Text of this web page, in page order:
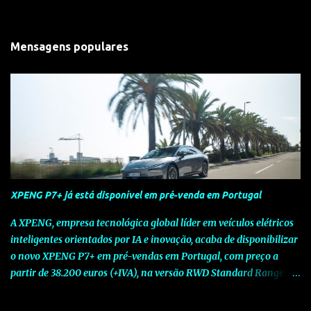
Mensagens populares
XPENG P7+ já está disponível em pré-venda em Portugal
A XPENG, empresa tecnológica global líder em veículos elétricos
inteligentes orientados por IA e inovação, acaba de disponibilizar
o novo XPENG P7+ em pré-vendas em Portugal, com preço a
partir de 38.200 euros (+IVA), na versão RWD Standard Range.